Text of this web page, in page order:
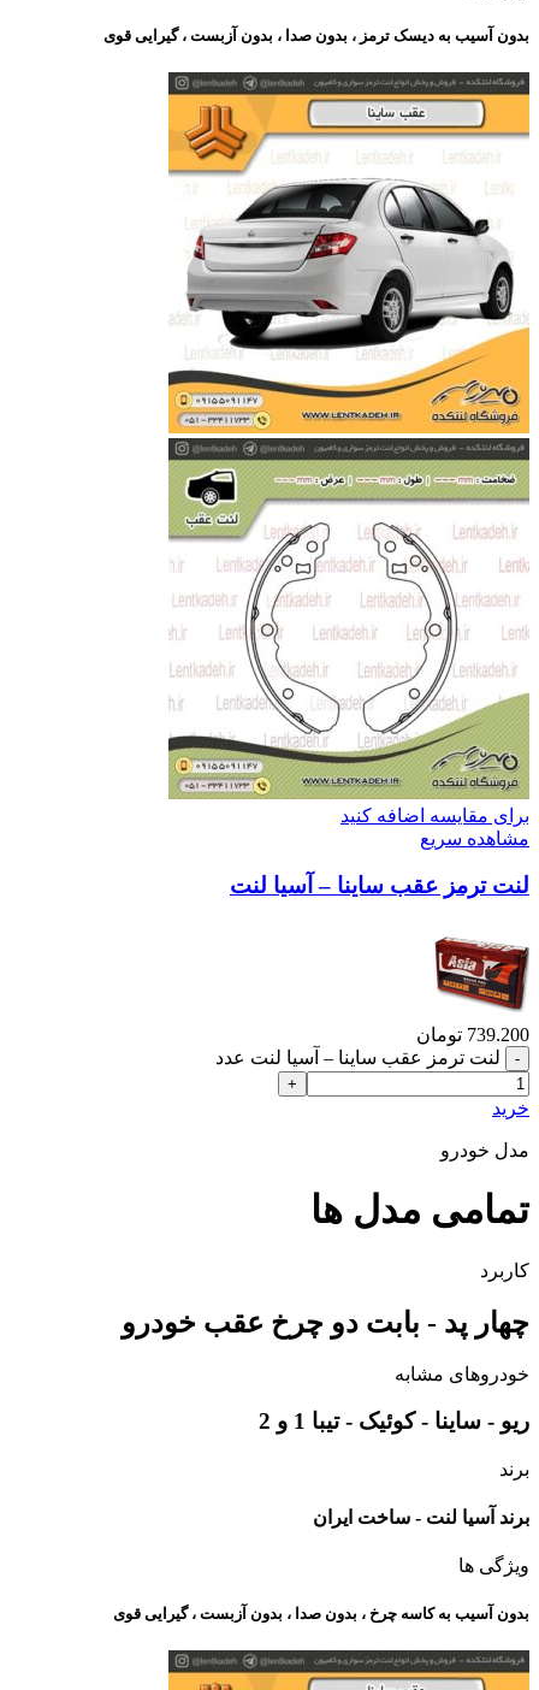
بدون آسیب به دیسک ترمز ، بدون صدا ، بدون آزبست ، گیرایی قوی​
برای مقایسه اضافه کنید
مشاهده سریع
لنت ترمز عقب ساینا – آسیا لنت
739.200 تومان
لنت ترمز عقب ساینا – آسیا لنت عدد
خرید
مدل خودرو
تمامی مدل ها
کاربرد
چهار پد - بابت دو چرخ عقب خودرو
خودروهای مشابه
ریو - ساینا - کوئیک - تیبا 1 و 2
برند
برند آسیا لنت - ساخت ایران
ویژگی ها
بدون آسیب به کاسه چرخ ، بدون صدا ، بدون آزبست ، گیرایی قوی​